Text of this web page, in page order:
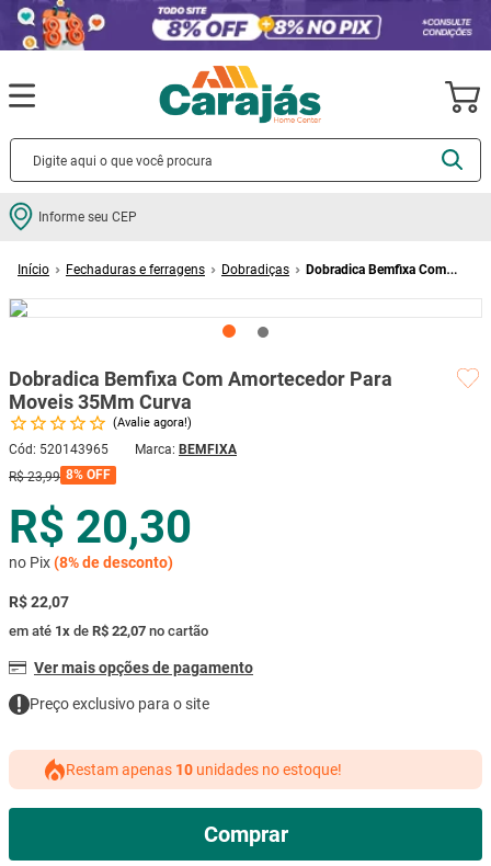
Informe seu CEP
Fechaduras e ferragens Dobradiças
Dobradica Bemfixa Com
Dobradica Bemfixa Com Amortecedor Para
Moveis 35Mm Curva
Avalie agora!
Cód: 520143965
BEMFIXA
R$ 23,99 8% OFF
R$ 20,30
no Pix(8%de desconto)
R$ 22,07
em até 1x de R$ 22,07 no cartão
Ver mais opções de pagamento
Preço exclusivo para o site
Restam apenas 10 unidades no estoque!
Comprar
Termos mais buscados
2º porcelanato
5º porta
6º vaso sanitário
7 º tinta
8º cadeira
9 º mesa
º ar condicionado